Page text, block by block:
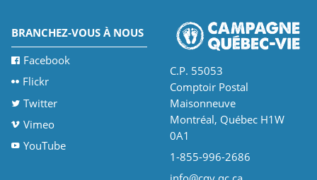
BRANCHEZ-VOUS À NOUS
Facebook
Flickr
Twitter
Vimeo
YouTube
C.P. 55053
Comptoir Postal
Maisonneuve
Montréal, Québec H1W
0A1
1-855-996-2686